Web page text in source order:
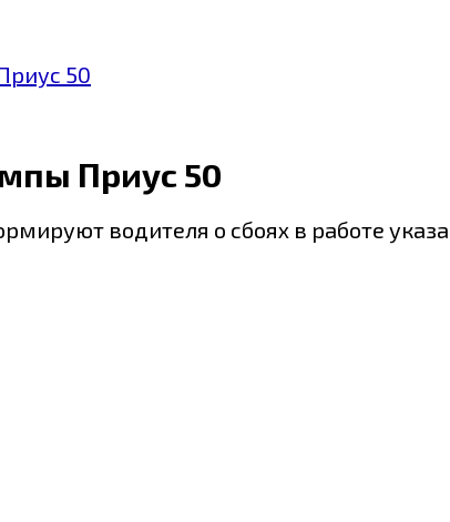
50
Приус 50
водителя о сбоях в работе